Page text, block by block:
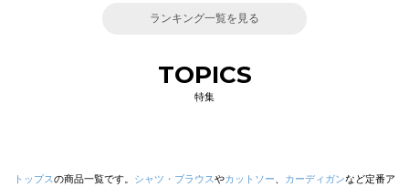
ランキング一覧を見る
TOPICS
特集
トップスの商品一覧です。 シャツ・ブラウスやカットソー カーディガンなど定番ア